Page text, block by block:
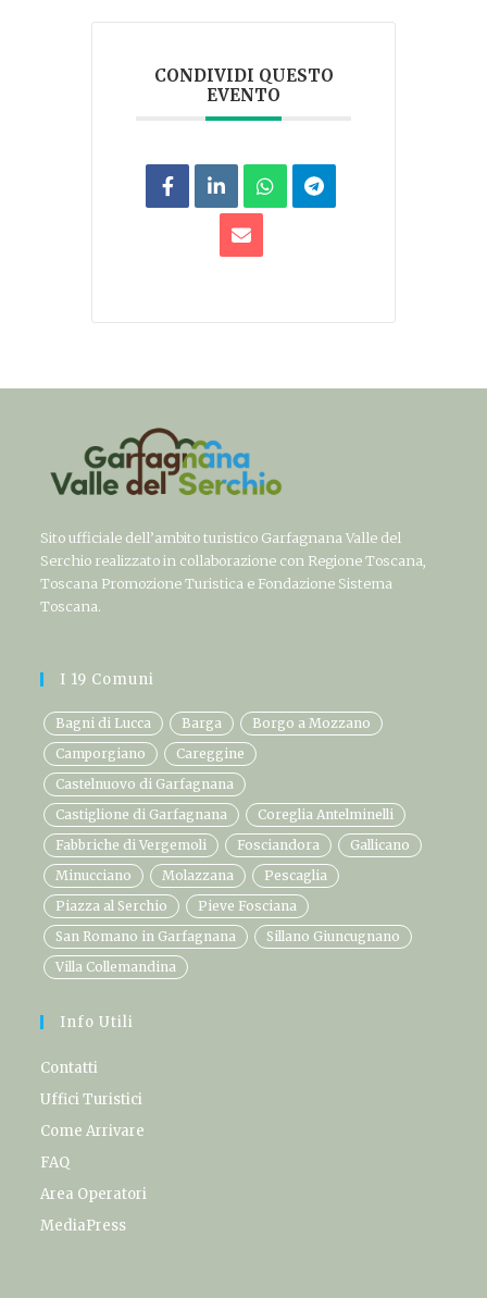
CONDIVIDI QUESTO
EVENTO
Sito ufficiale dell’ambito turistico Garfagnana Valle del
Serchio realizzato in collaborazione con Regione Toscana,
Toscana Promozione Turistica e Fondazione Sistema
Toscana.
I 19 Comuni
Bagni di Lucca Barga
Borgo a Mozzano
Camporgiano
Careggine
Castelnuovo di Garfagnana
Castiglione di Garfagnana
Coreglia Antelminelli
Fabbriche di Vergemoli
Fosciandora
Gallicano
Minucciano
Molazzana
Pescaglia
Piazza al Serchio
Pieve Fosciana
San Romano in Garfagnana
Sillano Giuncugnano
Villa Collemandina
Info Utili
Contatti
Uffici Turistici
Come Arrivare
FAQ
Area Operatori
MediaPress